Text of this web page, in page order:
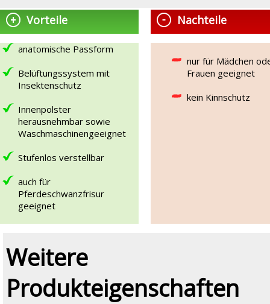
Vorteile
anatomische Passform
Belüftungssystem mit
Insektenschutz
Innenpolster
herausnehmbar sowie
Waschmaschinengeeignet
Stufenlos verstellbar
auch für
Pferdeschwanzfrisur
geeignet
Nachteile
nur für Mädchen
Frauen geeignet
kein Kinnschutz
Weitere
Produkteigenschaften